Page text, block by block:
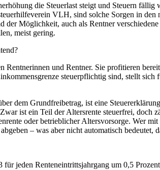
die Steuerlast steigt und Steuern
VLH, sind solche Sorgen in den
der Möglichkeit, auch als Rentner
meist gering.
und Rentner. Sie profitieren
steuerpflichtig sind, stellt
dem Grundfreibetrag, ist eine
ist ein Teil der Altersrente steuerfrei, doch
oder betrieblicher Altersvorsorge. Wer
– was aber nicht automatisch bedeutet,
jeden Renteneintrittsjahrgang um 0,5